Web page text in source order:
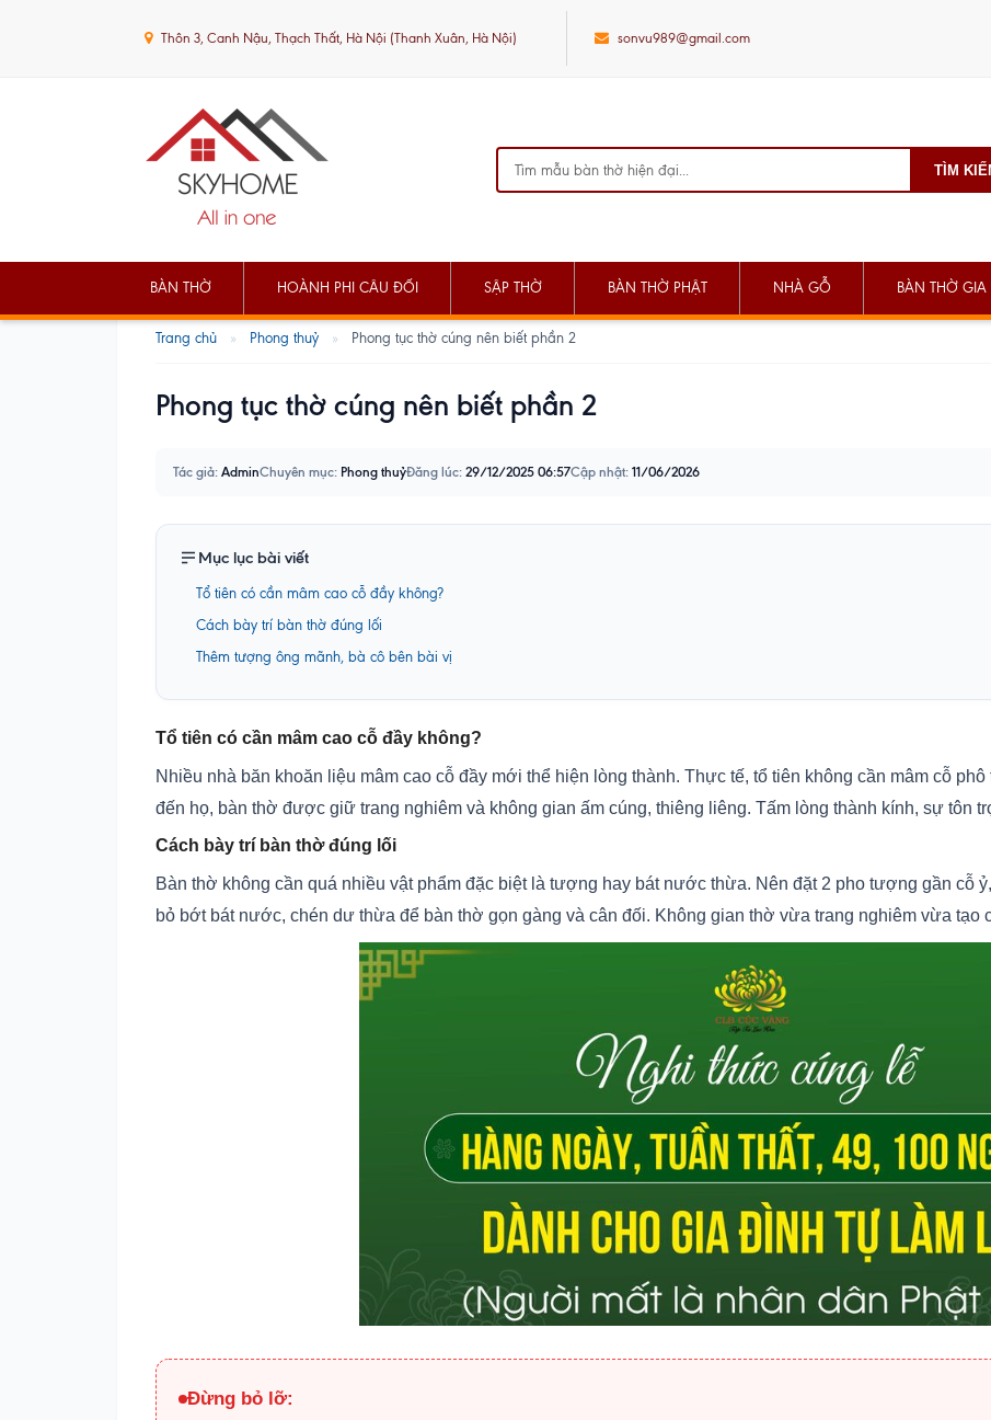
Thôn 3, Canh Nậu, Thạch Thất, Hà Nội (Thanh Xuân, Hà Nội) sonvu989@gmail.com
TÌM
BÀN THỜ HOÀNH PHI CÂU ĐỐI SẬP THỜ BÀN THỜ PHẬT NHÀ GỖ BÀN THỜ GIA
Trang chủ » Phong thuỷ » Phong tục thờ cúng nên biết phần 2
Phong tục thờ cúng nên biết phần 2
Tác giả: AdminChuyên mục: Phong thuỷĐăng lúc: 29/12/2025 06:57Cập nhật: 11/06/2026
Mục lục bài viết
Tổ tiên có cần mâm cao cỗ đầy không?
Cách bày trí bàn thờ đúng lối
Thêm tượng ông mãnh, bà cô bên bài vị
Tổ tiên có cần mâm cao cỗ đầy không?
Nhiều nhà băn khoăn liệu mâm cao cỗ đầy mới thể hiện lòng thành. Thực tế, tổ tiên không cần mâm cỗ
đến họ, bàn thờ được giữ trang nghiêm và không gian ấm cúng, thiêng liêng. Tấm lòng thành kính, sự tôn
Cách bày trí bàn thờ đúng lối
Bàn thờ không cần quá nhiều vật phẩm đặc biệt là tượng hay bát nước thừa. Nên đặt 2 pho tượng gần cỗ
bỏ bớt bát nước, chén dư thừa để bàn thờ gọn gàng và cân đối. Không gian thờ vừa trang nghiêm vừa tạo
Đừng bỏ lỡ: